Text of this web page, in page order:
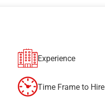
Experience
Time Frame to Hire